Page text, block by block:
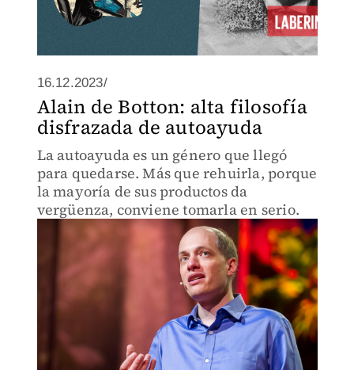
16.12.2023/
Alain de Botton: alta filosofía
disfrazada de autoayuda
La autoayuda es un género que llegó
para quedarse. Más que rehuirla, porque
la mayoría de sus productos da
vergüenza, conviene tomarla en serio.